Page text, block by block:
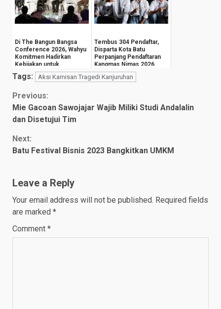
Di The Bangun Bangsa
Conference 2026, Wahyu
Komitmen Hadirkan
Kebijakan untuk
Kesejahteraan
Masyarak...
Tembus 304 Pendaftar,
Disparta Kota Batu
Perpanjang Pendaftaran
Kangmas Nimas 2026
Hingga 15 Agustus
Tags: Aksi Kamisan Tragedi Kanjuruhan
Continue
Reading
Previous:
Mie Gacoan Sawojajar Wajib Miliki Studi Andalalin
dan Disetujui Tim
Next:
Batu Festival Bisnis 2023 Bangkitkan UMKM
Leave a Reply
Your email address will not be published. Required fields
are marked *
Comment *